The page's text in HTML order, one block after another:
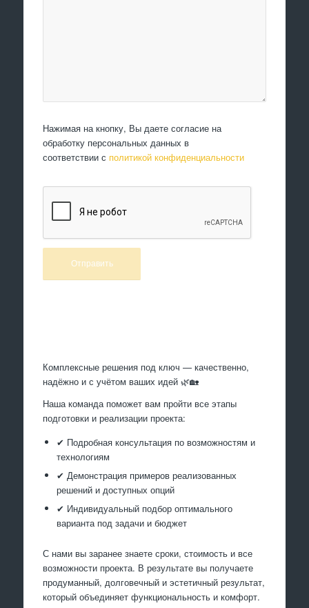
Нажимая на кнопку, Вы даете согласие на
обработку персональных данных в
соответствии с политикой конфиденциальности
Комплексные решения под ключ — качественно,
надёжно и с учётом ваших идей 🌿🏡
Наша команда поможет вам пройти все этапы
подготовки и реализации проекта:
✔ Подробная консультация по возможностям и
технологиям
✔ Демонстрация примеров реализованных
решений и доступных опций
✔ Индивидуальный подбор оптимального
варианта под задачи и бюджет
С нами вы заранее знаете сроки, стоимость и все
возможности проекта. В результате вы получаете
продуманный, долговечный и эстетичный результат,
который объединяет функциональность и комфорт.